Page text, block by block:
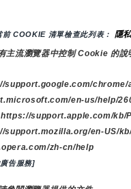
COOKIE 清單檢查此列表： 隱
主流瀏覽器中控制 Cookie 的說
support.google.com/
en-us/help/
https://support.apple.com/kb/
support.mozilla.org/en-
zh-cn/help
告服務]